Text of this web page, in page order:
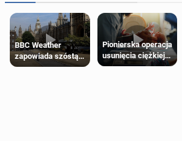
BBC Weather
zapowiada szóstą
falę upałów w
Pionierska operacja
usunięcia ciężkiej
wady wrodzonej